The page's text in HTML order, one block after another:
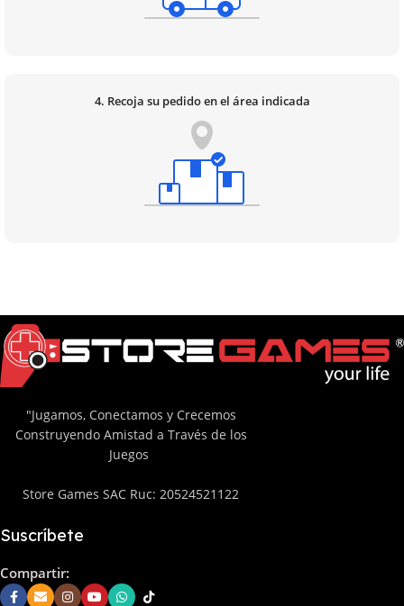
4. Recoja su pedido en el área indicada
"Jugamos, Conectamos y Crecemos
Construyendo Amistad a Través de los
Juegos
Store Games SAC Ruc: 20524521122
Suscríbete
Compartir: